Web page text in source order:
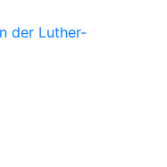
der Luther-